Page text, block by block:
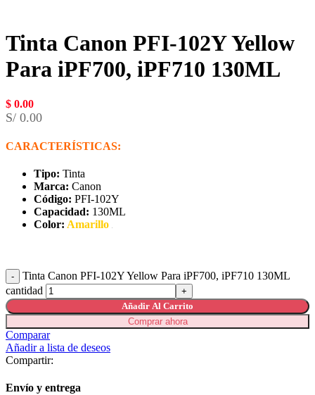
Tinta Canon PFI-102Y Yellow
Para iPF700, iPF710 130ML
$ 0.00
S/ 0.00
CARACTERÍSTICAS:
Tipo: Tinta
Marca: Canon
Código: PFI-102Y
Capacidad: 130ML
Color: Amarillo
Tinta Canon PFI-102Y Yellow Para iPF700, iPF710 130ML
cantidad
Añadir Al Carrito
Comprar ahora
Comparar
Añadir a lista de deseos
Compartir:
Envío y entrega